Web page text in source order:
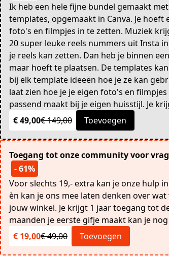
Ik heb een hele fijne bundel gemaakt
templates, opgemaakt in Canva. Je hoeft
foto's en filmpjes in te zetten. Muziek
20 super leuke reels nummers uit Insta
je reels kan zetten. Dan heb je binnen
maar hoeft te plaatsen. De templates
bij elk template ideeën hoe je ze kan
laat zien hoe je je eigen foto's en
passend maakt bij je eigen huisstijl. Je
€ 49,00€ 149,00 Toevoegen
Toegang tot onze community voor
- 61%
Voor slechts 19,- extra kan je onze hulp
èn kan je ons mee laten denken over
jouw winkel. Je krijgt 1 jaar toegang tot
maanden je eerste gifje maakt kan je
€ 19,00€ 49,00 Toevoegen